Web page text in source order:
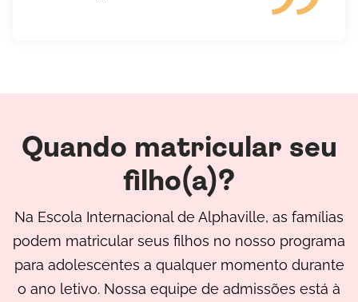
Quando matricular seu
filho(a)?
Na Escola Internacional de Alphaville, as famílias
podem matricular seus filhos no nosso programa
para adolescentes a qualquer momento durante
o ano letivo. Nossa equipe de admissões está à